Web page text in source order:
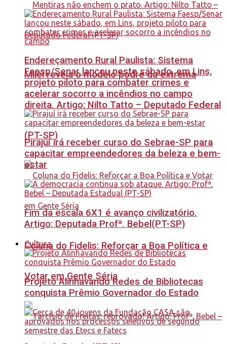
Milei revela o modelo podre da extrema
direita. Artigo: Nilto Tatto – Deputado Federal
(PT-SP)
Coluna do Fidelis: Reforçar a Boa Política e
Votar em Gente Séria
Endereçamento Rural Paulista: Sistema
Faesp/Senar lançou neste sábado, em Lins,
projeto piloto para combater crimes e
acelerar socorro a incêndios no campo
Pirajuí irá receber curso do Sebrae-SP para
capacitar empreendedores da beleza e bem-
estar
Fim da escala 6X1 é avanço civilizatório.
Artigo: Deputada Profª. Bebel(PT-SP)
Cultura
Projeto Alinhavando Redes de Bibliotecas
conquista Prêmio Governador do Estado